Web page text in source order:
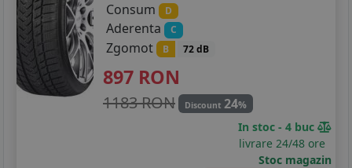
Consum
D
Aderenta C
Zgomot B 72 dB
897 RON
1183 RON Discount 24%
In stoc - 4 buc
livrare 24/48 ore
Stoc magazin